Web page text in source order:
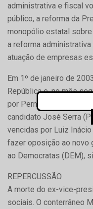
administrativa e fiscal
público, a reforma da
monopólio estatal
a reforma
atuação de empresas
Em 1º de janeiro de
República e, no mês
por Pernambuco, eleito
candidato José Serra
vencidas por Luiz
fazer oposição ao novo
ao Democratas (DEM),
REPERCUSSÃO
A morte do ex-vice-
sociais. O conterrâneo